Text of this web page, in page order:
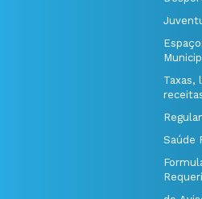
Taxas,
Saúde